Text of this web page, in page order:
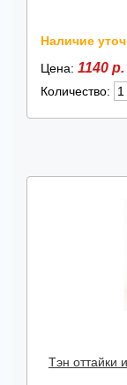
Наличие
Цена: 1140 р.
Количество:
Тэн оттайки